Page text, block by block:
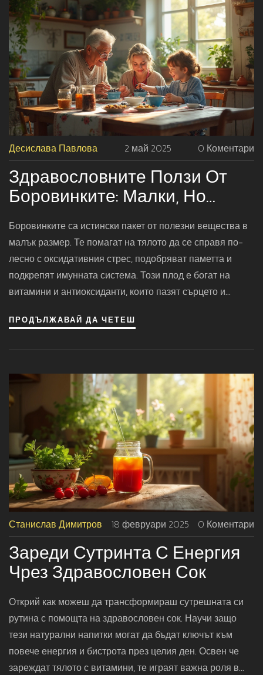
Десислава Павлова 2 май 2025 0 Коментари
Здравословните Ползи От
Боровинките: Малки, Но
Мощни
Боровинките са истински пакет от полезни вещества в
малък размер. Те помагат на тялото да се справя по-
лесно с оксидативния стрес, подобряват паметта и
подкрепят имунната система. Този плод е богат на
витамини и антиоксиданти, които пазят сърцето и
консумация на боровинки може да промени здравето
ПРОДЪЛЖАВАЙ ДА ЧЕТЕШ
Станислав Димитров 18 февруари 2025 0 Коментари
Зареди Сутринта С Енергия
Чрез Здравословен Сок
Открий как можеш да трансформираш сутрешната си
рутина с помощта на здравословен сок. Научи защо
тези натурални напитки могат да бъдат ключът към
повече енергия и бистрота през целия ден. Освен че
зареждат тялото с витамини, те играят важна роля в